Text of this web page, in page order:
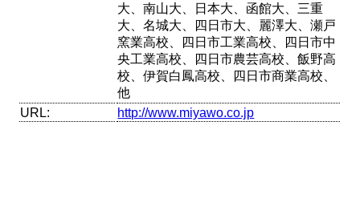
大、南山大、日本大、函館大、三重
大、名城大、四日市大、麗澤大、瀬戸
窯業高校、四日市工業高校、四日市中
央工業高校、四日市農芸高校、飯野高
校、伊賀白鳳高校、四日市商業高校、
他
URL:
http://www.miyawo.co.jp